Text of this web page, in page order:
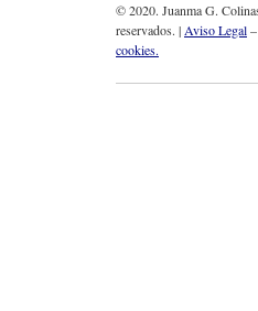
© 2020. Juanma G.
reservados. |Aviso Legal–
cookies.